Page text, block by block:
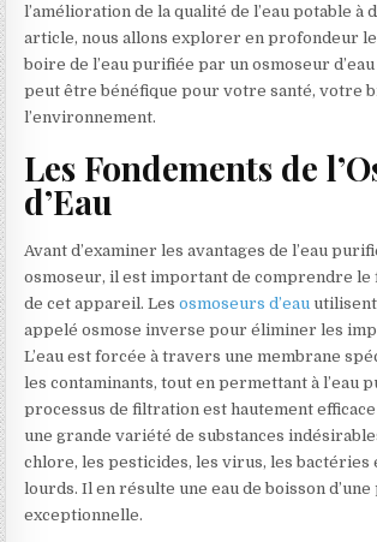
l’amélioration de la qualité de l’eau potable à
article, nous allons explorer en profondeur
boire de l’eau purifiée par un osmoseur
peut être bénéfique pour votre santé, votre
l’environnement.
Les Fondements de
d’Eau
Avant d’examiner les avantages de l’eau
osmoseur, il est important de comprendre le
de cet appareil. Lesosmoseurs d’eau
appelé osmose inverse pour éliminer les
L’eau est forcée à travers une membrane
les contaminants, tout en permettant à l’eau
processus de filtration est hautement
une grande variété de substances
chlore, les pesticides, les virus, les bactéries
lourds. Il en résulte une eau de boisson
exceptionnelle.